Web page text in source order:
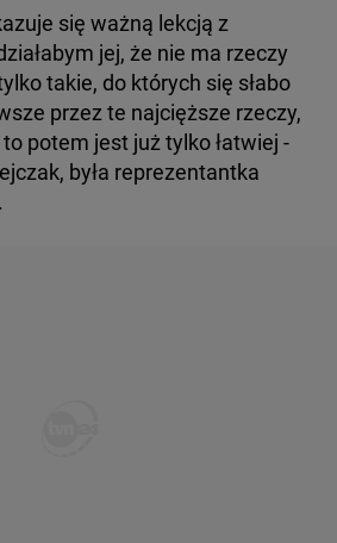
się ważną lekcją z
jej, że nie ma rzeczy
takie, do których się słabo
przez te najcięższe rzeczy,
potem jest już tylko łatwiej -
była reprezentantka